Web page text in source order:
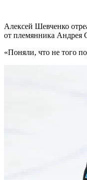
Алексей Шевченко
от племянника Андрея
«Поняли, что не того